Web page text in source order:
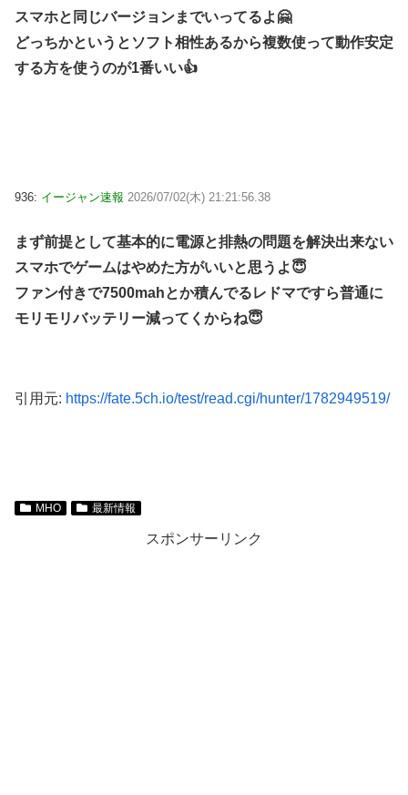
スマホと同じバージョンまでいってるよ🤗
どっちかというとソフト相性あるから複数使って動作安定
する方を使うのが1番いい👍
936: イージャン速報 2026/07/02(木) 21:21:56.38
まず前提として基本的に電源と排熱の問題を解決出来ない
スマホでゲームはやめた方がいいと思うよ😇
ファン付きで7500mahとか積んでるレドマですら普通に
モリモリバッテリー減ってくからね😇
引用元: https://fate.5ch.io/test/read.cgi/hunter/1782949519/
MHO 最新情報
スポンサーリンク